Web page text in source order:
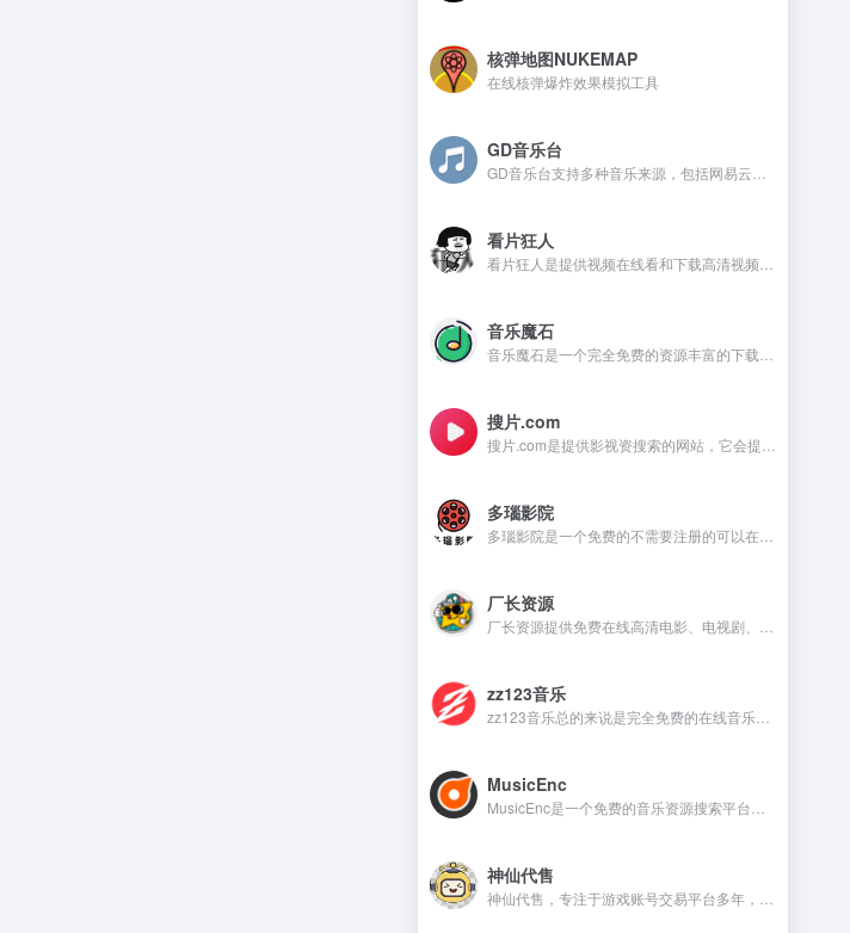
核弹地图NUKEMAP
在线核弹爆炸效果模拟工具
GD音乐台
看片狂人
音乐魔石
搜片.com
多瑙影院
厂长资源
zz123音乐
MusicEnc
神仙代售